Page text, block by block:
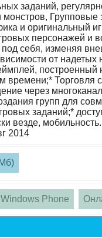
заданий,
Групповые
и оригинальный
персонажей и
под себя, изменяя
от надетых
времени;* Торговля
через
групп для
заданий;*
везде, мобильность.
2014
Windows Phone